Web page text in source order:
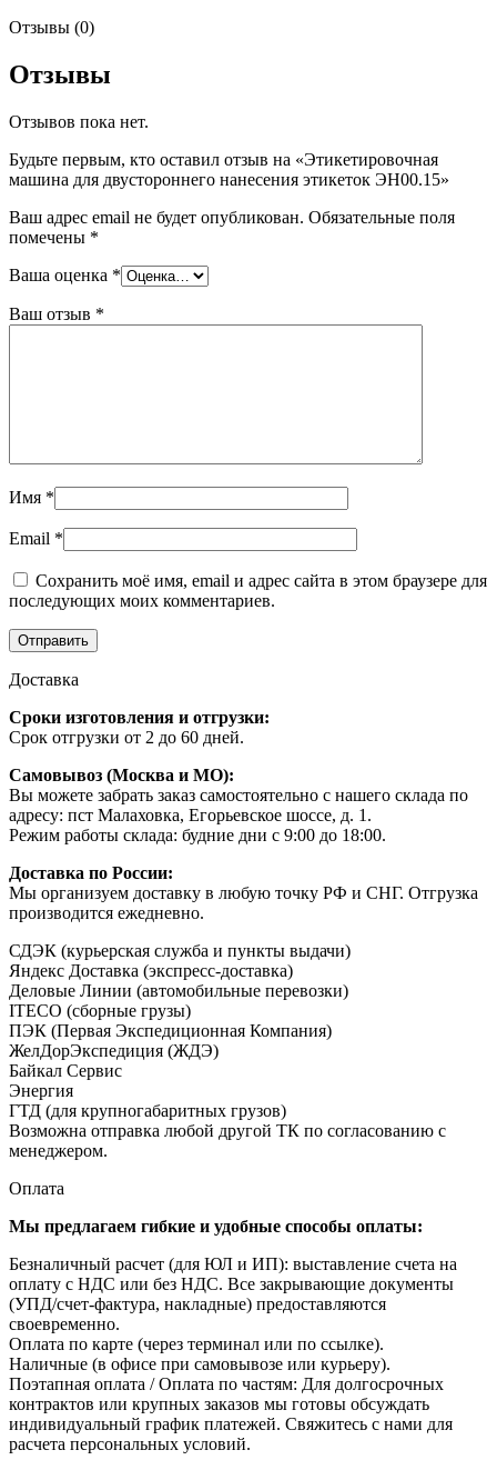
Отзывы (0)
Отзывы
Отзывов пока нет.
Будьте первым, кто оставил отзыв на «Этикетировочная
машина для двустороннего нанесения этикеток ЭН00.15»
Ваш адрес email не будет опубликован. Обязательные поля
помечены *
Ваша оценка *
Ваш отзыв *
Имя *
Email *
Сохранить моё имя, email и адрес сайта в этом браузере для
последующих моих комментариев.
Доставка
Сроки изготовления и отгрузки:
Срок отгрузки от 2 до 60 дней.
Самовывоз (Москва и МО):
Вы можете забрать заказ самостоятельно с нашего склада по
адресу: пст Малаховка, Егорьевское шоссе, д. 1.
Режим работы склада: будние дни с 9:00 до 18:00.
Доставка по России:
Мы организуем доставку в любую точку РФ и СНГ. Отгрузка
производится ежедневно.
СДЭК (курьерская служба и пункты выдачи)
Яндекс Доставка (экспресс-доставка)
Деловые Линии (автомобильные перевозки)
ITECO (сборные грузы)
ПЭК (Первая Экспедиционная Компания)
ЖелДорЭкспедиция (ЖДЭ)
Байкал Сервис
Энергия
ГТД (для крупногабаритных грузов)
Возможна отправка любой другой ТК по согласованию с
менеджером.
Оплата
Мы предлагаем гибкие и удобные способы оплаты:
Безналичный расчет (для ЮЛ и ИП): выставление счета на
оплату с НДС или без НДС. Все закрывающие документы
(УПД/счет-фактура, накладные) предоставляются
своевременно.
Оплата по карте (через терминал или по ссылке).
Наличные (в офисе при самовывозе или курьеру).
Поэтапная оплата / Оплата по частям: Для долгосрочных
контрактов или крупных заказов мы готовы обсуждать
индивидуальный график платежей. Свяжитесь с нами для
расчета персональных условий.